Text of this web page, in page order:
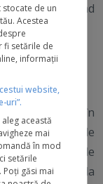
soare, reducând
de piele.
sau SPF50 în
pielii sau de
organizația de
pentru a ajuta la
stocate de un
Acestea
fi setările de
informații
website,
uri”.
această
mai
în mod
setările
găsi mai